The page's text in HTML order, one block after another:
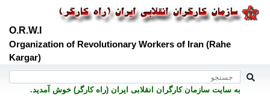
O.R.W.I
Organization of Revolutionary Workers of Iran (Rahe
Kargar)
به سايت سازمان کارگران انقلابی ايران (راه کارگر) خوش آمديد.